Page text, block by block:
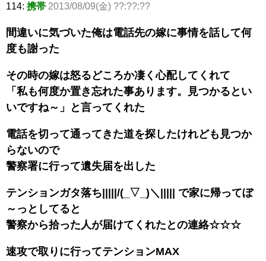
114: 携帯 2013/08/09(金) ??:??:??
間違いに気づいた俺は電話先の嫁に事情を話して何
度も謝った
その時の嫁は怒るどころか凄く心配してくれて
「私も何度か置き忘れた事あります。見つかるとい
いですね～」と言ってくれた
電話を切って通ってきた道を探したけれども見つか
らないので
警察署に行って遺失届を出した
テンションガタ落ち|||||/(_▽_)＼||||| で家に帰ってぼ
～っとしてると
警察から拾った人が届けてくれたとの連絡☆☆☆
速攻で取りに行ってテンションMAX